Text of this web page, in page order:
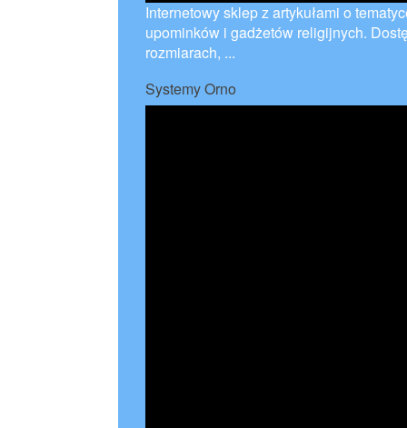
Internetowy sklep z artykułami o
upominków i gadżetów religijnych.
rozmiarach, ...
Systemy Orno